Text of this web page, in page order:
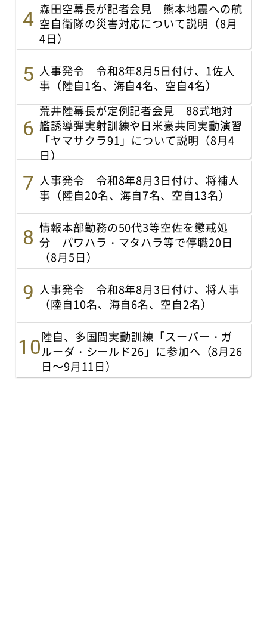
森田空幕長が記者会見 熊本地震への航
空自衛隊の災害対応について説明（8月
4日）
人事発令 令和8年8月5日付け、1佐人
事（陸自1名、海自4名、空自4名）
荒井陸幕長が定例記者会見 88式地対
艦誘導弾実射訓練や日米豪共同実動演習
「ヤマサクラ91」について説明（8月4
日）
人事発令 令和8年8月3日付け、将補人
事（陸自20名、海自7名、空自13名）
情報本部勤務の50代3等空佐を懲戒処
分 パワハラ・マタハラ等で停職20日
（8月5日）
人事発令 令和8年8月3日付け、将人事
（陸自10名、海自6名、空自2名）
陸自、多国間実動訓練「スーパー・ガ
ルーダ・シールド26」に参加へ（8月26
日～9月11日）